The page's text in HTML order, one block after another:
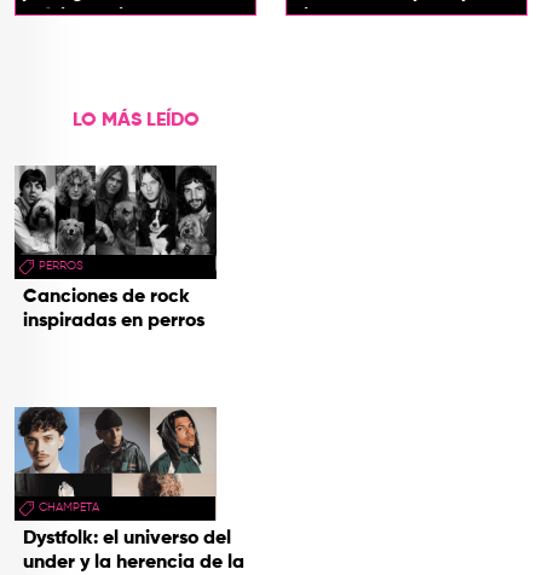
próximo spin-off de 'Hora
cines
LO MÁS LEÍDO
PERROS
Canciones de rock
inspiradas en perros
CHAMPETA
Dystfolk: el universo del
under y la herencia de la